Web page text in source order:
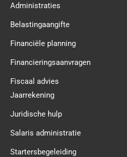
Administraties
Belastingaangifte
Financiële planning
Financieringsaanvragen
Fiscaal advies
Jaarrekening
Juridische hulp
Salaris administratie
Startersbegeleiding